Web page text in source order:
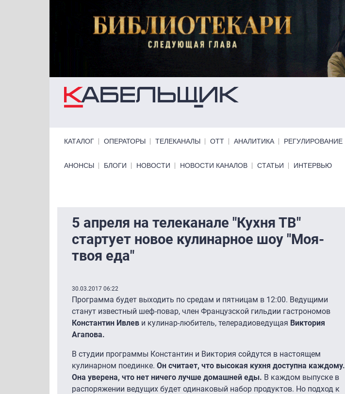
КАТАЛОГ ОПЕРАТОРЫ ТЕЛЕКАНАЛЫ ОТТ АНАЛИТИКА РЕГУЛИРОВАНИЕ
Primary links bottom
АНОНСЫ БЛОГИ НОВОСТИ НОВОСТИ КАНАЛОВ СТАТЬИ ИНТЕРВЬЮ
5 апреля на телеканале "Кухня ТВ"
стартует новое кулинарное шоу "Моя-
твоя еда"
30.03.2017 06:22
Программа будет выходить по средам и пятницам в 12:00. Ведущими
станут известный шеф-повар, член Французской гильдии гастрономов
Константин Ивлев и кулинар-любитель, телерадиоведущая Виктория
Агапова.
В студии программы Константин и Виктория сойдутся в настоящем
кулинарном поединке. Он считает, что высокая кухня доступна каждому.
Она уверена, что нет ничего лучше домашней еды. В каждом выпуске в
распоряжении ведущих будет одинаковый набор продуктов. Но подход к